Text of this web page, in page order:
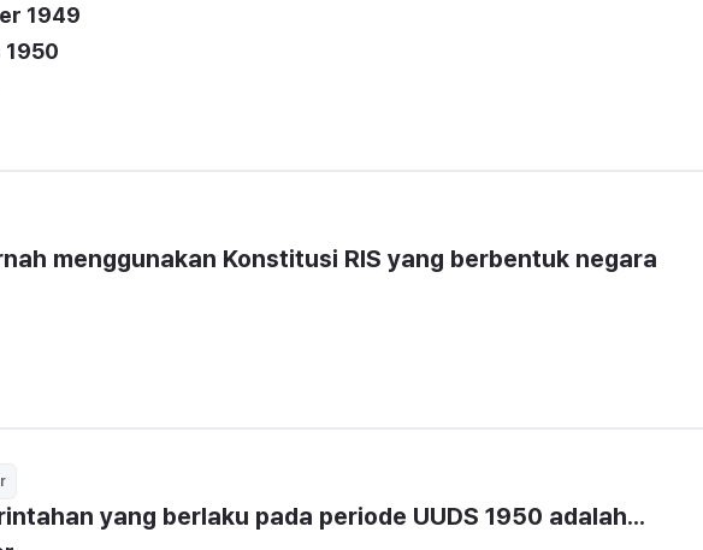
1949
1950
menggunakan Konstitusi RIS yang berbentuk negara
yang berlaku pada periode UUDS 1950 adalah...